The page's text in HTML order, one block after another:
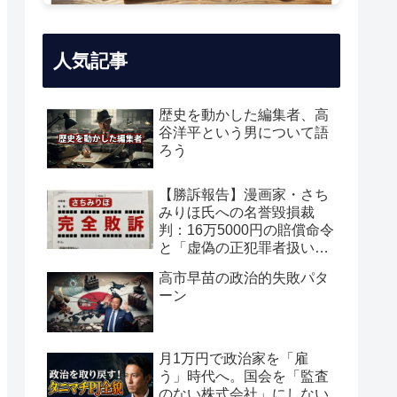
人気記事
歴史を動かした編集者、高
谷洋平という男について語
ろう
【勝訴報告】漫画家・さち
みりほ氏への名誉毀損裁
判：16万5000円の賠償命令
と「虚偽の正犯罪者扱い」
高市早苗の政治的失敗パタ
ーン
月1万円で政治家を「雇
う」時代へ。国会を「監査